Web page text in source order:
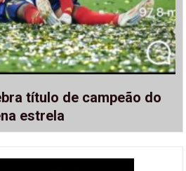
título de campeão do
estrela